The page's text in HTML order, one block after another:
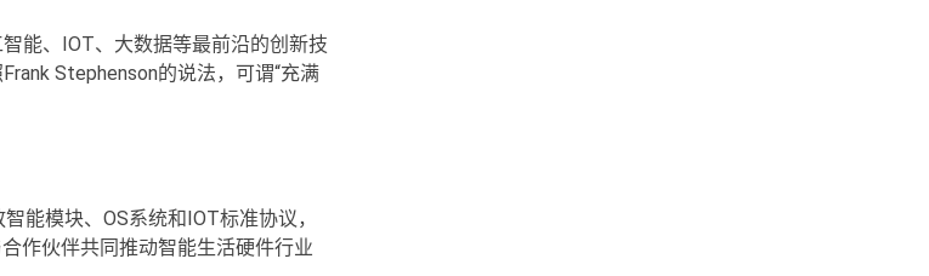
能、IOT、大数据等最前沿的创新技
Stephenson的说法，可谓“充满
能模块、OS系统和IOT标准协议，
作伙伴共同推动智能生活硬件行业